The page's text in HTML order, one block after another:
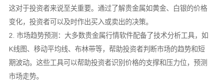
这对于投资者来说至关重要。通过了解贵金属如黄金、白银的价格
变化，投资者可以及时作出买入或卖出的决策。
2. 市场趋势预测：大多数贵金属行情软件配备了技术分析工具，如
K线图、移动平均线、布林带等，帮助投资者判断市场的趋势和短
期波动。这些工具可以帮助投资者识别价格的支撑和压力位，预测
市场走势。